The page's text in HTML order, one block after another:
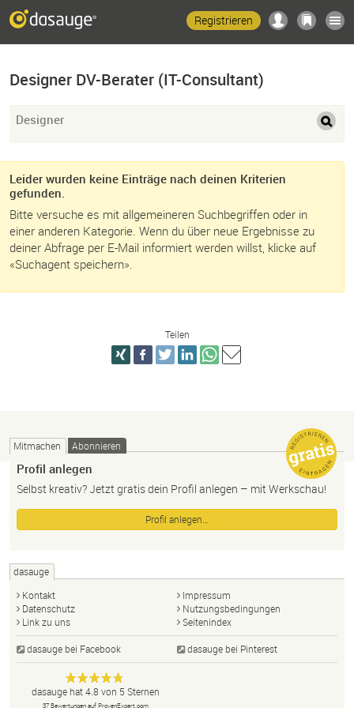
Registrieren
Designer DV-Berater (IT-Consultant)
Designer
Leider wurden keine Einträge nach deinen Kriterien
gefunden.
Bitte versuche es mit allgemeineren Suchbegriffen oder in
einer anderen Kategorie. Wenn du über neue Ergebnisse zu
deiner Abfrage per E-Mail informiert werden willst, klicke auf
«Suchagent speichern».
Teilen
Mitmachen Abonnieren
Profil anlegen
Selbst kreativ? Jetzt gratis dein Profil anlegen – mit Werkschau!
Profil anlegen…
dasauge
Kontakt
Impressum
Datenschutz
Nutzungsbedingungen
Link zu uns
Seitenindex
dasauge bei Facebook dasauge bei Pinterest
dasauge
Designer,
Anonym
dasaugehat4.8 von 5 Sternen
37Bewertungen auf ProvenExpert.com